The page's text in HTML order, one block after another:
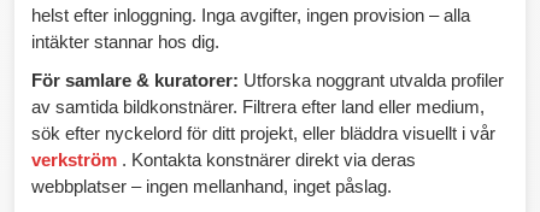
helst efter inloggning. Inga avgifter, ingen provision – alla
intäkter stannar hos dig.
För samlare & kuratorer: Utforska noggrant utvalda profiler
av samtida bildkonstnärer. Filtrera efter land eller medium,
sök efter nyckelord för ditt projekt, eller bläddra visuellt i vår
verkström . Kontakta konstnärer direkt via deras
webbplatser – ingen mellanhand, inget påslag.